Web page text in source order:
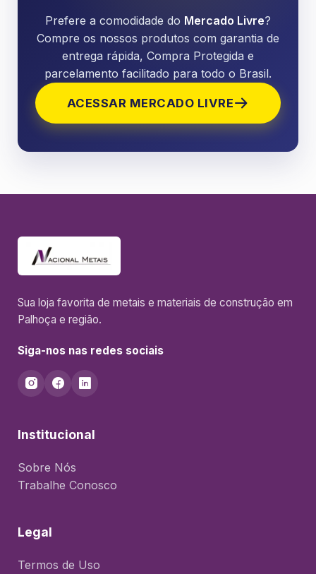
Prefere a comodidade do Mercado Livre?
Compre os nossos produtos com garantia de
entrega rápida, Compra Protegida e
parcelamento facilitado para todo o Brasil.
ACESSAR MERCADO LIVRE
Sua loja favorita de metais e materiais de construção em
Palhoça e região.
Siga-nos nas redes sociais
Institucional
Sobre Nós
Trabalhe Conosco
Legal
Termos de Uso